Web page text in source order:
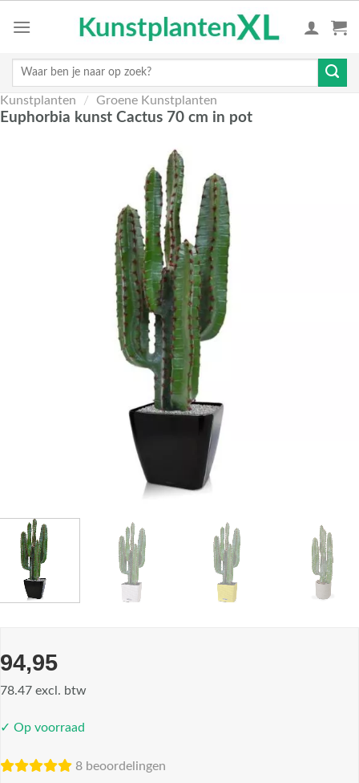
Zoeken
Kunstplanten / Groene Kunstplanten
Euphorbia kunst Cactus 70 cm in pot
94,95
78.47 excl. btw
✓ Op voorraad
8 beoordelingen